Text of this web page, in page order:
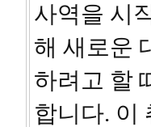
사역을 시
해 새로운
하려고 할
합니다. 이